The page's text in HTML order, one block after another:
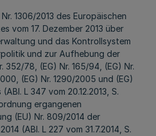
1306/2013 des Europäischen
vom 17. Dezember 2013 über
und das Kontrollsystem
und zur Aufhebung der
352/78, (EG) Nr. 165/94, (EG) Nr.
(EG) Nr. 1290/2005 und (EG)
L 347 vom 20.12.2013, S.
ergangenen
(EU) Nr. 809/2014 der
(ABl. L 227 vom 31.7.2014, S.